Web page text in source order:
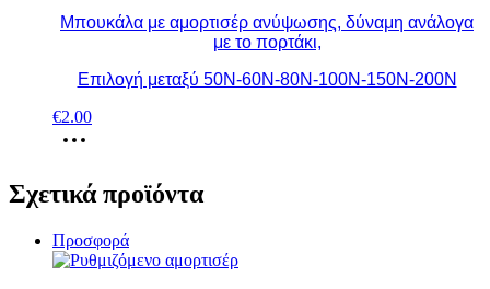
Μπουκάλα με αμορτισέρ ανύψωσης, δύναμη ανάλογα
με το πορτάκι,
Επιλογή μεταξύ 50N-60Ν-80Ν-100Ν-150Ν-200Ν
€2.00
Σχετικά προϊόντα
Προσφορά